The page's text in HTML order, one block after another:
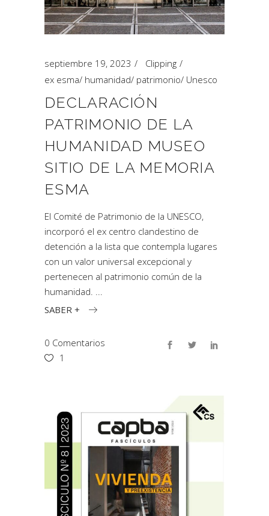
septiembre 19, 2023
Clipping
ex esma/ humanidad/ patrimonio/ Unesco
DECLARACIÓN
PATRIMONIO DE LA
HUMANIDAD MUSEO
SITIO DE LA MEMORIA
ESMA
El Comité de Patrimonio de la UNESCO,
incorporó el ex centro clandestino de
detención a la lista que contempla lugares
con un valor universal excepcional y
pertenecen al patrimonio común de la
humanidad.
SABER +
0 Comentarios
1